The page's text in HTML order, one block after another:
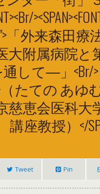
「外来森田
大附属病院と
通して―」
たての あゆ
慈恵会医科
講座教授）</
Tweet Pin